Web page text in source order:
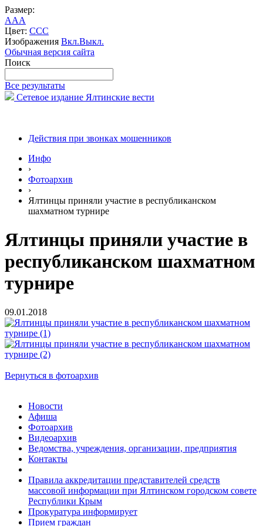
Размер:
AAA
Цвет: CCC
Изображения Вкл.Выкл.
Обычная версия сайта
Поиск
Все результаты
Сетевое издание Ялтинские вести
Действия при звонках мошенников
Инфо
›
Фотоархив
›
Ялтинцы приняли участие в республиканском
шахматном турнире
Ялтинцы приняли участие в
республиканском шахматном
турнире
09.01.2018
Вернуться в фотоархив
Новости
Афиша
Фотоархив
Видеоархив
Ведомства, учреждения, организации, предприятия
Контакты
Правила аккредитации представителей средств
массовой информации при Ялтинском городском совете
Республики Крым
Прокуратура информирует
Прием граждан